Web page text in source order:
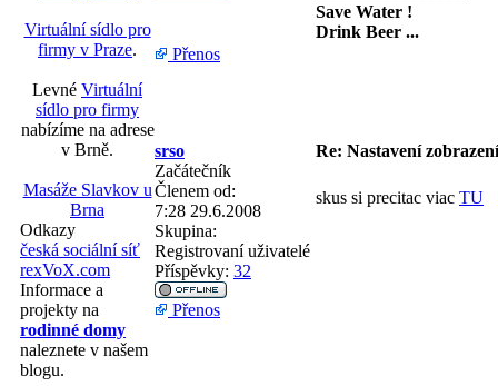
Virtuální sídlo pro
firmy v Praze.
Levné Virtuální
sídlo pro firmy
nabízíme na adrese
v Brně.
Masáže Slavkov u
Brna
Odkazy
česká sociální síť
rexVoX.com
Informace a
projekty na
rodinné domy
naleznete v našem
blogu.
Save Water !
Drink Beer ...
Přenos
srso
Re: Nastavení
Začátečník
Členem od:
7:28 29.6.2008
Skupina:
Registrovaní uživatelé
Příspěvky: 32
skus si precitac viac TU
Přenos